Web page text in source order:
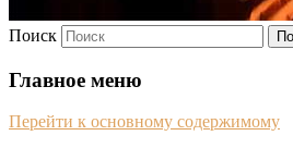
Поиск
Главное меню
Перейти к основному содержимому